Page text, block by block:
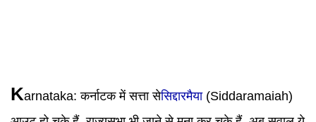
Karnataka: कर्नाटक में सत्ता सेसिद्दारमैया(Siddaramaiah)